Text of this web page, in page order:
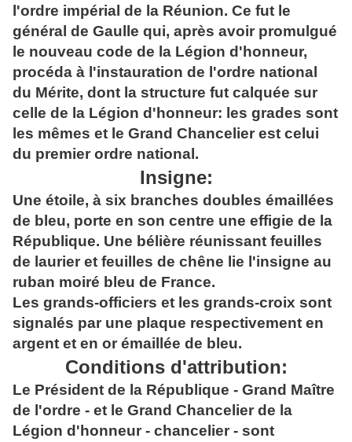
l'ordre impérial de la Réunion. Ce fut le
général de Gaulle qui, après avoir promulgué
le nouveau code de la Légion d'honneur,
procéda à l'instauration de l'ordre national
du Mérite, dont la structure fut calquée sur
celle de la Légion d'honneur: les grades sont
les mêmes et le Grand Chancelier est celui
du premier ordre national.
Insigne:
Une étoile, à six branches doubles émaillées
de bleu, porte en son centre une effigie de la
République. Une bélière réunissant feuilles
de laurier et feuilles de chêne lie l'insigne au
ruban moiré bleu de France.
Les grands-officiers et les grands-croix sont
signalés par une plaque respectivement en
argent et en or émaillée de bleu.
Conditions d'attribution:
Le Président de la République - Grand Maître
de l'ordre - et le Grand Chancelier de la
Légion d'honneur - chancelier - sont